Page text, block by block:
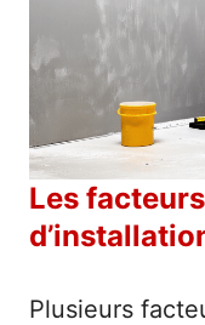
Les
Plusieurs